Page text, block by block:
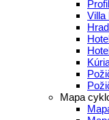
Villa
Mapa